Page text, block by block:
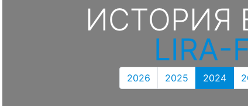
ИСТОРИЯ
LIRA-
2026 2025 2024